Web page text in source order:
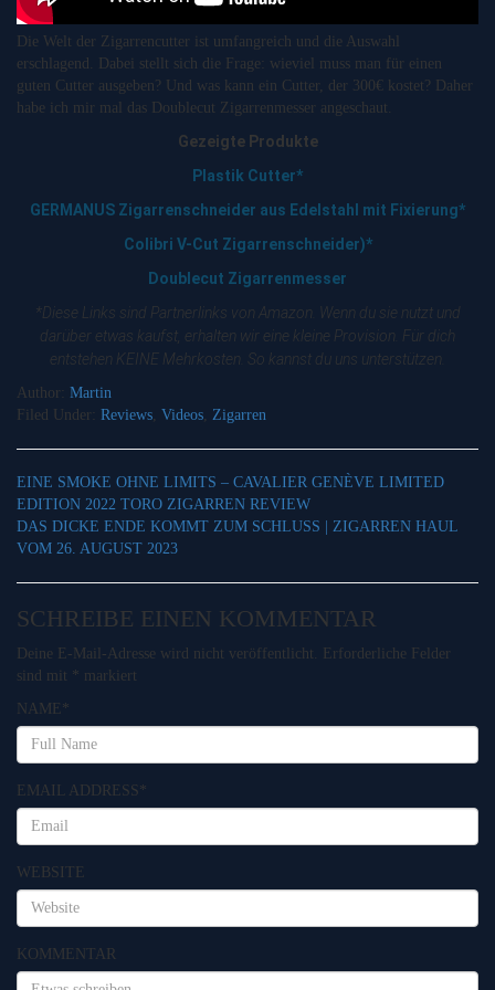
Die Welt der Zigarrencutter ist umfangreich und die Auswahl
erschlagend. Dabei stellt sich die Frage: wieviel muss man für einen
guten Cutter ausgeben? Und was kann ein Cutter, der 300€ kostet? Daher
habe ich mir mal das Doublecut Zigarrenmesser angeschaut.
Gezeigte Produkte
Plastik Cutter*
GERMANUS Zigarrenschneider aus Edelstahl mit Fixierung*
Colibri V-Cut Zigarrenschneider)*
Doublecut Zigarrenmesser
*Diese Links sind Partnerlinks von Amazon. Wenn du sie nutzt und
darüber etwas kaufst, erhalten wir eine kleine Provision. Für dich
entstehen KEINE Mehrkosten. So kannst du uns unterstützen.
Author: Martin
Filed Under: Reviews Videos Zigarren
EINE SMOKE OHNE LIMITS – CAVALIER GENÈVE LIMITED
EDITION 2022 TORO ZIGARREN REVIEW
DAS DICKE ENDE KOMMT ZUM SCHLUSS | ZIGARREN HAUL
VOM 26. AUGUST 2023
SCHREIBE EINEN KOMMENTAR
Deine E-Mail-Adresse wird nicht veröffentlicht.
Erforderliche Felder
sind mit * markiert
NAME *
EMAIL ADDRESS*
WEBSITE
KOMMENTAR